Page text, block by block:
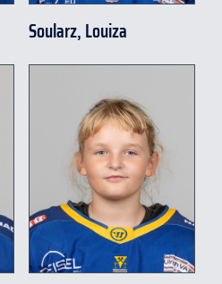
Soularz, Louiza